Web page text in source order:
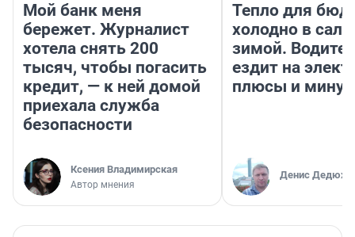
Мой банк меня
бережет. Журналист
хотела снять 200
тысяч, чтобы погасить
кредит, — к ней домой
приехала служба
безопасности
Ксения Владимирская
Автор мнения
Тепло для
холодно в
зимой.
ездит на
плюсы и
Денис